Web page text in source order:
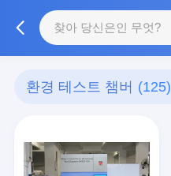
환경 테스트 챔버 (125)